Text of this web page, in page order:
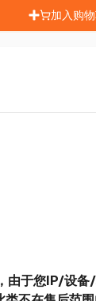
加入购
于您IP/设备